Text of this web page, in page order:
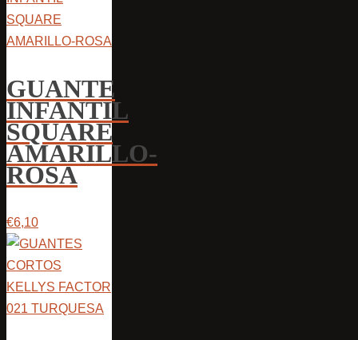
GUANTE
INFANTIL
SQUARE
AMARILLO-
ROSA
€6,10